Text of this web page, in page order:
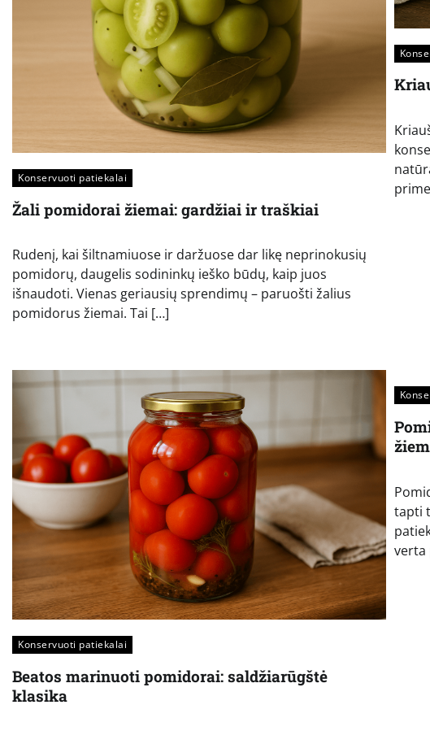
Konservuoti patiekalai
Žali pomidorai žiemai: gardžiai ir traškiai
Rudenį, kai šiltnamiuose ir daržuose dar likę neprinokusių
pomidorų, daugelis sodininkų ieško būdų, kaip juos
išnaudoti. Vienas geriausių sprendimų – paruošti žalius
pomidorus žiemai. Tai […]
Konservuoti patiekalai
Beatos marinuoti pomidorai: saldžiarūgštė
klasika
tapti
verta